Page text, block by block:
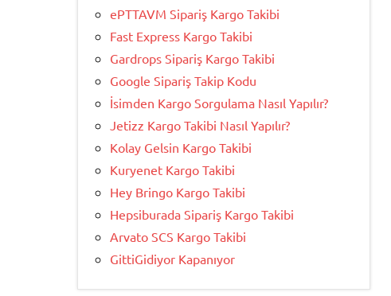
ePTTAVM Sipariş Kargo Takibi
Fast Express Kargo Takibi
Gardrops Sipariş Kargo Takibi
Google Sipariş Takip Kodu
İsimden Kargo Sorgulama Nasıl Yapılır?
Jetizz Kargo Takibi Nasıl Yapılır?
Kolay Gelsin Kargo Takibi
Kuryenet Kargo Takibi
Hey Bringo Kargo Takibi
Hepsiburada Sipariş Kargo Takibi
Arvato SCS Kargo Takibi
GittiGidiyor Kapanıyor